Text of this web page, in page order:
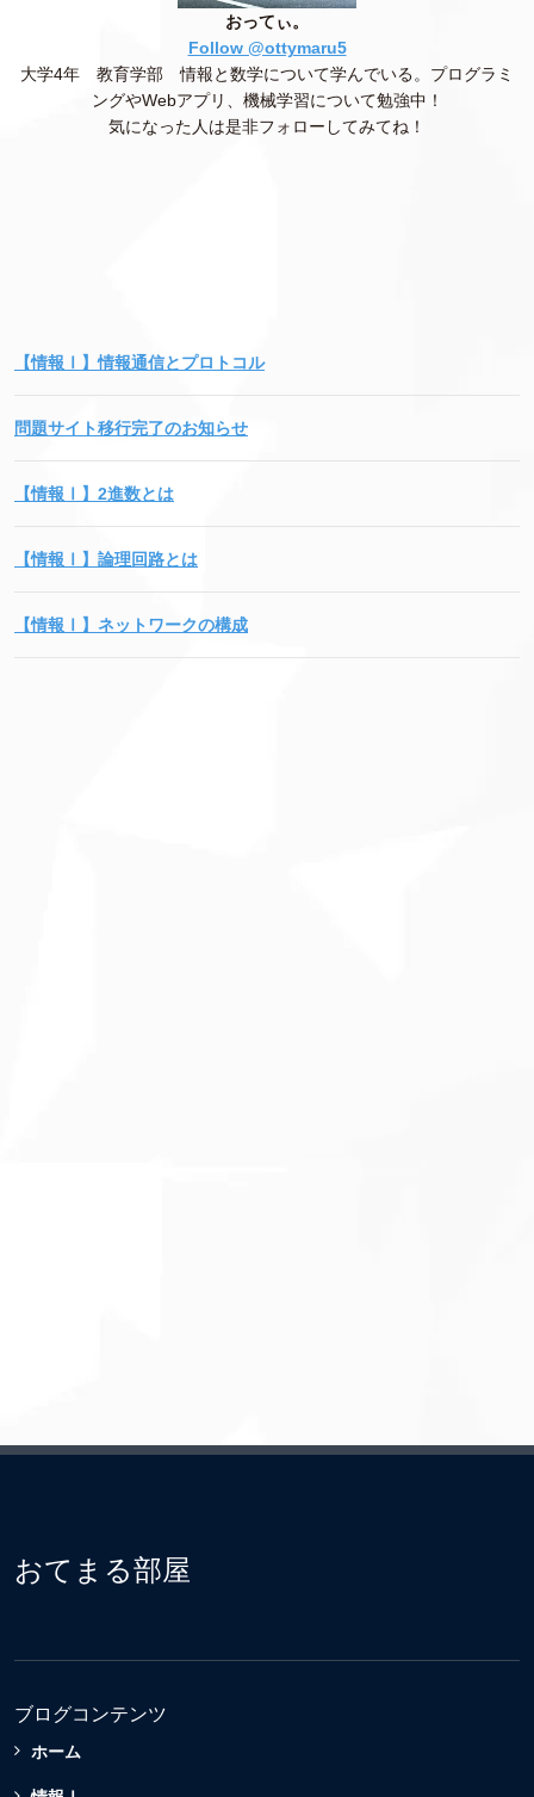
おってぃ。
Follow @ottymaru5
大学4年 教育学部 情報と数学について学んでいる。プログラミ
ングやWebアプリ、機械学習について勉強中！
気になった人は是非フォローしてみてね！
【情報Ⅰ】情報通信とプロトコル
問題サイト移行完了のお知らせ
【情報Ⅰ】2進数とは
【情報Ⅰ】論理回路とは
【情報Ⅰ】ネットワークの構成
おてまる部屋
ブログコンテンツ
ホーム